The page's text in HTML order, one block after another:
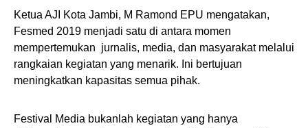
Ketua AJI Kota Jambi, M Ramond EPU mengatakan,
Fesmed 2019 menjadi satu di antara momen
mempertemukan jurnalis, media, dan masyarakat melalui
rangkaian kegiatan yang menarik. Ini bertujuan
meningkatkan kapasitas semua pihak.
Festival Media bukanlah kegiatan yang hanya